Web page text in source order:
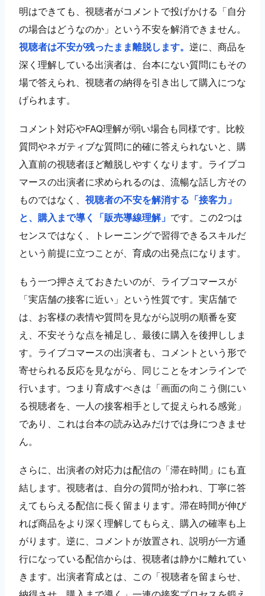
明はできても、視聴者がコメントで投げかける「自分
の場合はどうなのか」という不安を解消できません。
視聴者は不安が残ったまま離脱します。 逆に、商品を
深く理解している出演者は、台本にない質問にもその
場で答えられ、視聴者の納得を引き出して購入につな
げられます。
コメント対応やFAQ理解が弱い場合も同様です。比較
質問やネガティブな質問に的確に答えられないと、購
入直前の視聴者ほど離脱しやすくなります。ライブコ
マースの出演者に求められるのは、流暢な話し方その
ものではなく、 視聴者の不安を解消する「接客力」
と、購入まで導く「販売導線理解」 です。この2つは
センスではなく、トレーニングで習得できるスキルだ
という前提に立つことが、育成の出発点になります。
もう一つ押さえておきたいのが、ライブコマースが
「実店舗の接客に近い」という性質です。実店舗で
は、お客様の表情や質問を見ながら説明の順番を変
え、不安そうな点を補足し、最後に購入を後押ししま
す。ライブコマースの出演者も、コメントという形で
寄せられる反応を見ながら、同じことをオンラインで
行います。つまり育成すべきは「画面の向こう側にい
る視聴者を、一人の接客相手として捉えられる感覚」
であり、これは台本の読み込みだけでは身につきませ
ん。
さらに、出演者の対応力は配信の「滞在時間」にも直
結します。視聴者は、自分の質問が拾われ、丁寧に答
えてもらえる配信に長く留まります。滞在時間が伸び
れば商品をより深く理解してもらえ、購入の確率も上
がります。逆に、コメントが放置され、説明が一方通
行になっている配信からは、視聴者は静かに離れてい
きます。出演者育成とは、この「視聴者を留まらせ、